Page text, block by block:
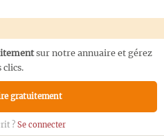
sur notre annuaire et gérez
clics.
gratuitement
? Se connecter